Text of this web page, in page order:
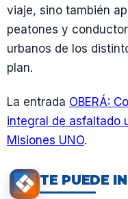
viaje, sino también
peatones y
urbanos de los
plan.
La entrada OBERÁ:
integral de asfaltado
Misiones UNO.
TE PUEDE